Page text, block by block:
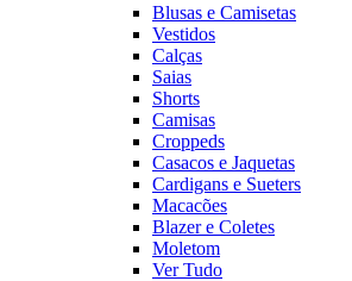
Blusas e Camisetas
Vestidos
Calças
Saias
Shorts
Camisas
Croppeds
Casacos e Jaquetas
Cardigans e Sueters
Macacões
Blazer e Coletes
Moletom
Ver Tudo